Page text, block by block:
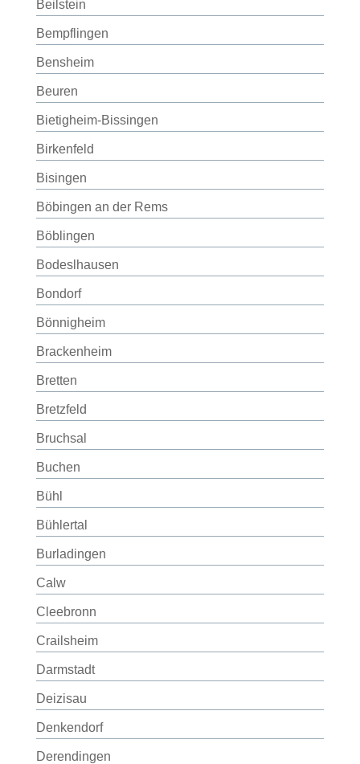
Beilstein
Bempflingen
Bensheim
Beuren
Bietigheim-Bissingen
Birkenfeld
Bisingen
Böbingen an der Rems
Böblingen
Bodeslhausen
Bondorf
Bönnigheim
Brackenheim
Bretten
Bretzfeld
Bruchsal
Buchen
Bühl
Bühlertal
Burladingen
Calw
Cleebronn
Crailsheim
Darmstadt
Deizisau
Denkendorf
Derendingen